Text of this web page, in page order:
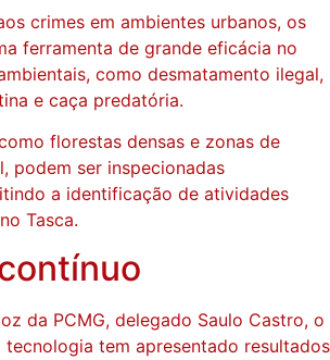
crimes em ambientes urbanos, os
ferramenta de grande eficácia no
como desmatamento ilegal,
e caça predatória.
florestas densas e zonas de
podem ser inspecionadas
a identificação de atividades
Tasca.
da PCMG, delegado Saulo Castro, o
tecnologia tem apresentado resultados